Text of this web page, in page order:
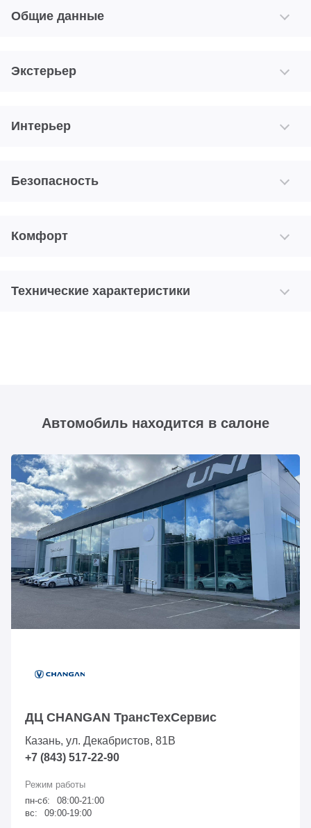
Общие данные
Экстерьер
Интерьер
Безопасность
Комфорт
Технические характеристики
Автомобиль находится в салоне
ДЦ CHANGAN ТрансТехСервис
Казань, ул. Декабристов, 81В
+7 (843) 517-22-90
пн-сб:
08:00-21:00
вс:
09:00-19:00